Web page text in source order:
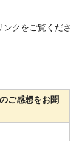
クをご覧くださ
ご感想をお聞